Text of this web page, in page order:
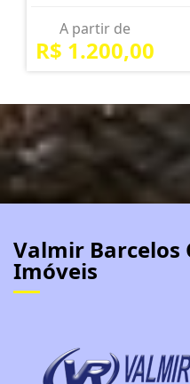
A partir de
R$ 1.200,00
Valmir Barcelos
Imóveis